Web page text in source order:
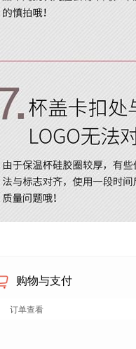
购物与支付
订单查看